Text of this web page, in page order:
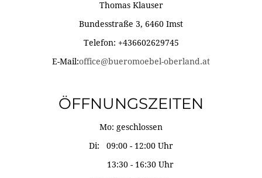
Thomas Klauser
Bundesstraße 3, 6460 Imst
Telefon: +436602629745
E-Mail:office@bueromoebel-oberland.at
ÖFFNUNGSZEITEN
Mo: geschlossen
Di: 09:00 - 12:00 Uhr
13:30 - 16:30 Uhr